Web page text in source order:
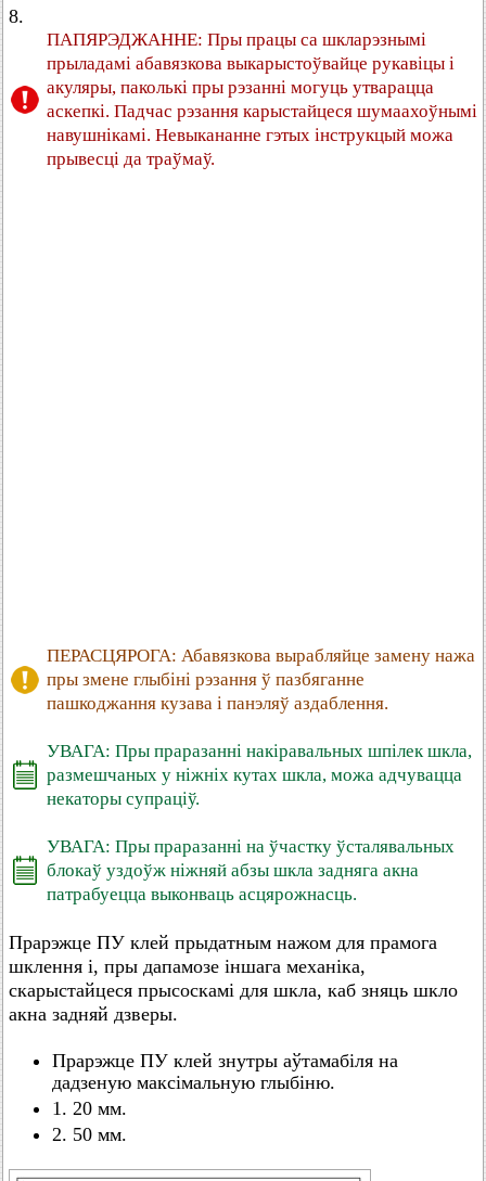
8.
ПАПЯРЭДЖАННЕ: Пры працы са шкларэзнымі
прыладамі абавязкова выкарыстоўвайце рукавіцы і
акуляры, паколькі пры рэзанні могуць утварацца
аскепкі. Падчас рэзання карыстайцеся шумаахоўнымі
навушнікамі. Невыкананне гэтых інструкцый можа
прывесці да траўмаў.
ПЕРАСЦЯРОГА: Абавязкова вырабляйце замену нажа
пры змене глыбіні рэзання ў пазбяганне
пашкоджання кузава і панэляў аздаблення.
УВАГА: Пры праразанні накіравальных шпілек шкла,
размешчаных у ніжніх кутах шкла, можа адчувацца
некаторы супраціў.
УВАГА: Пры праразанні на ўчастку ўсталявальных
блокаў уздоўж ніжняй абзы шкла задняга акна
патрабуецца выконваць асцярожнасць.
Прарэжце ПУ клей прыдатным нажом для прамога
шклення і, пры дапамозе іншага механіка,
скарыстайцеся прысоскамі для шкла, каб зняць шкло
акна задняй дзверы.
Прарэжце ПУ клей знутры аўтамабіля на
дадзеную максімальную глыбіню.
1. 20 мм.
2. 50 мм.